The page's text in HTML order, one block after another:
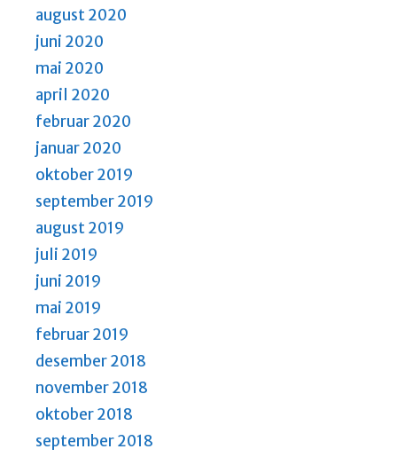
august 2020
juni 2020
mai 2020
april 2020
februar 2020
januar 2020
oktober 2019
september 2019
august 2019
juli 2019
juni 2019
mai 2019
februar 2019
desember 2018
november 2018
oktober 2018
september 2018